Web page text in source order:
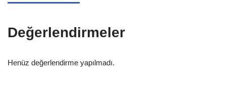
Değerlendirmeler
Henüz değerlendirme yapılmadı.